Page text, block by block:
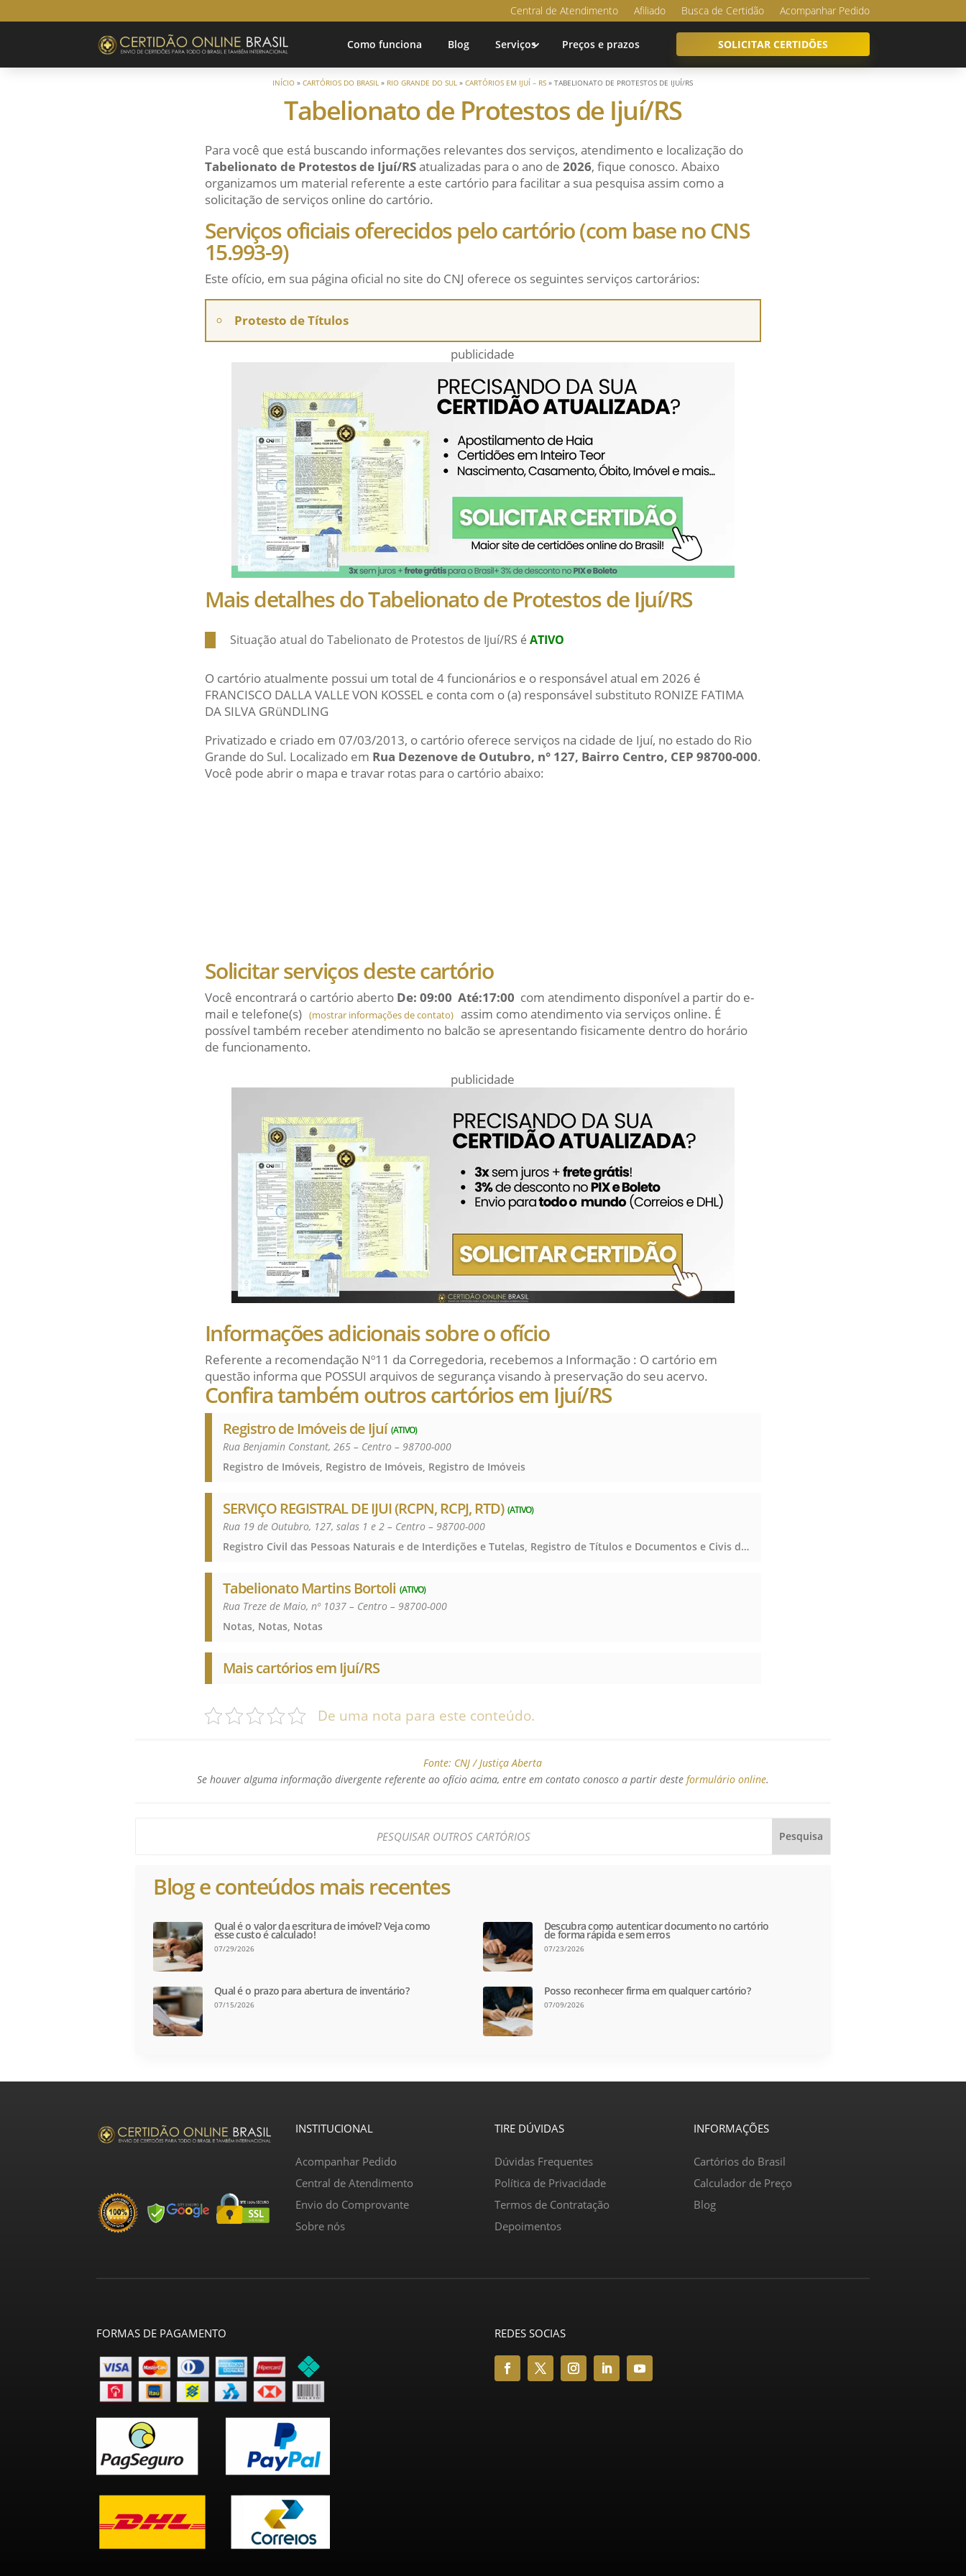
Central de Atendimento Afiliado Busca de Certidão Acompanhar Pedido
Como funciona Blog Serviços Preços e prazos SOLICITAR CERTIDÕES
INÍCIO »CARTÓRIOS DO BRASIL » RIO GRANDE DO SUL »CARTÓRIOS EM IJUÍ – RS »TABELIONATO DE PROTESTOS DE IJUÍ/RS
Tabelionato de Protestos de Ijuí/RS
Para você que está buscando informações relevantes dos serviços, atendimento e localização do
Tabelionato de Protestos de Ijuí/RSatualizadas para o ano de 2026, fique conosco. Abaixo
organizamos um material referente a este cartório para facilitar a sua pesquisa assim como a
solicitação de serviços online do cartório.
Serviços oficiais oferecidos pelo cartório (com base no CNS
15.993-9)
Este ofício, em sua página oficial no site do CNJ oferece os seguintes serviços cartorários:
Protesto de Títulos
publicidade
Mais detalhes do Tabelionato de Protestos de Ijuí/RS
Situação atual do Tabelionato de Protestos de Ijuí/RS é ATIVO
O cartório atualmente possui um total de 4 funcionários e o responsável atual em 2026 é
FRANCISCO DALLA VALLE VON KOSSEL e conta com o (a) responsável substituto RONIZE FATIMA
DA SILVA GRüNDLING
Privatizado e criado em 07/03/2013, o cartório oferece serviços na cidade de Ijuí, no estado do Rio
Grande do Sul. Localizado em Rua Dezenove de Outubro, n° 127, Bairro Centro, CEP 98700-000.
Você pode abrir o mapa e travar rotas para o cartório abaixo:
Solicitar serviços deste cartório
Você encontrará o cartório aberto De: 09:00 Até:17:00 com atendimento disponível a partir do e-
mail e telefone(s) (mostrar informações de contato) assim como atendimento via serviços online. É
possível também receber atendimento no balcão se apresentando fisicamente dentro do horário
de funcionamento.
publicidade
Informações adicionais sobre o ofício
Referente a recomendação Nº11 da Corregedoria, recebemos a Informação : O cartório em
questão informa que POSSUI arquivos de segurança visando à preservação do seu acervo.
Confira também outros cartórios em Ijuí/RS
Registro de Imóveis de Ijuí (ATIVO)
Rua Benjamin Constant, 265 – Centro – 98700-000
Registro de Imóveis, Registro de Imóveis, Registro de Imóveis
SERVIÇO REGISTRAL DE IJUI (RCPN, RCPJ, RTD) (ATIVO)
Rua 19 de Outubro, 127, salas 1 e 2 – Centro – 98700-000
Registro Civil das Pessoas Naturais e de Interdições e Tutelas, Registro de Títulos e Documentos e Civis das Pessoas Jurídicas, Registro Civil das Pessoas Naturais e de Interdições e Tutelas, Registro de Títulos e Documentos e Civis das Pessoas Jurídicas, Registro Civil das Pessoas Naturais e de Interdições e Tutelas, Registro de Títulos e Documentos e Civis das Pessoas Jurídicas
Tabelionato Martins Bortoli (ATIVO)
Rua Treze de Maio, nº 1037 – Centro – 98700-000
Notas, Notas, Notas
Mais cartórios em Ijuí/RS
De uma nota para este conteúdo.
Fonte: CNJ / Justiça Aberta
Se houver alguma informação divergente referente ao ofício acima, entre em contato conosco a partir deste formulário online.
Blog e conteúdos mais recentes
Qual é o valor da escritura de imóvel? Veja como
esse custo é calculado!
07/29/2026
Descubra como autenticar documento no cartório
de forma rápida e sem erros
07/23/2026
Qual é o prazo para abertura de inventário?
07/15/2026
Posso reconhecer firma em qualquer cartório?
07/09/2026
INSTITUCIONAL
Acompanhar Pedido
Central de Atendimento
Envio do Comprovante
Sobre nós
TIRE DÚVIDAS
Dúvidas Frequentes
Política de Privacidade
Termos de Contratação
Depoimentos
INFORMAÇÕES
Cartórios do Brasil
Calculador de Preço
Blog
FORMAS DE PAGAMENTO REDES SOCIAS